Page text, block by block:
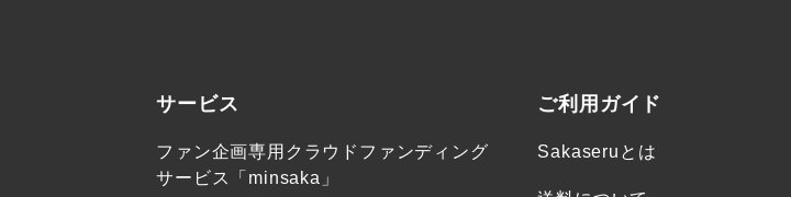
サービス
ファン企画専用クラウドファンディング
サービス「minsaka」
ご利用ガイド
Sakaseruとは